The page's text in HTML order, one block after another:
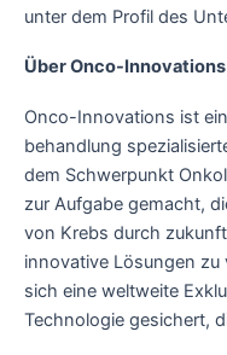
unter dem Profil des
Über Onco-
Onco-Innovations ist
behandlung
dem Schwerpunkt
zur Aufgabe gemacht,
von Krebs durch
innovative Lösungen
sich eine weltweite
Technologie gesichert,